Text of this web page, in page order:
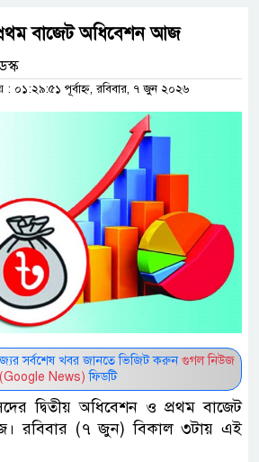
বাজেট অধিবেশন আজ
০১:২৯:৫১ পূর্বাহ্ন, রবিবার, ৭ জুন ২০২৬
সর্বশেষ খবর জানতে ভিজিট করুন গুগল নিউজ
(Google News) ফিডটি
দ্বিতীয় অধিবেশন ও প্রথম বাজেট
রবিবার (৭ জুন) বিকাল ৩টায় এই